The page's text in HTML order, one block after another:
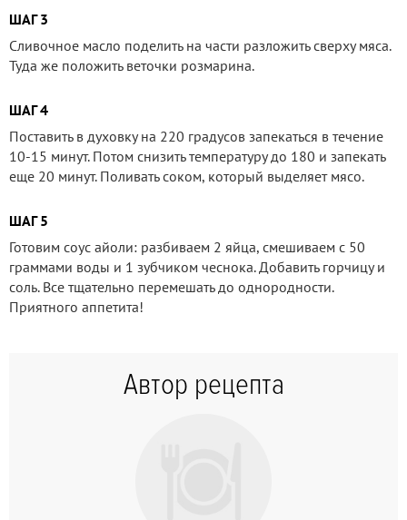
ШАГ 3
Сливочное масло поделить на части разложить сверху мяса.
Туда же положить веточки розмарина.
ШАГ 4
Поставить в духовку на 220 градусов запекаться в течение
10-15 минут. Потом снизить температуру до 180 и запекать
еще 20 минут. Поливать соком, который выделяет мясо.
ШАГ 5
Готовим соус айоли: разбиваем 2 яйца, смешиваем с 50
граммами воды и 1 зубчиком чеснока. Добавить горчицу и
соль. Все тщательно перемешать до однородности.
Приятного аппетита!
Автор рецепта